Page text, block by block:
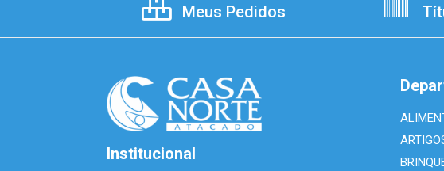
Meus Pedidos
Institucional